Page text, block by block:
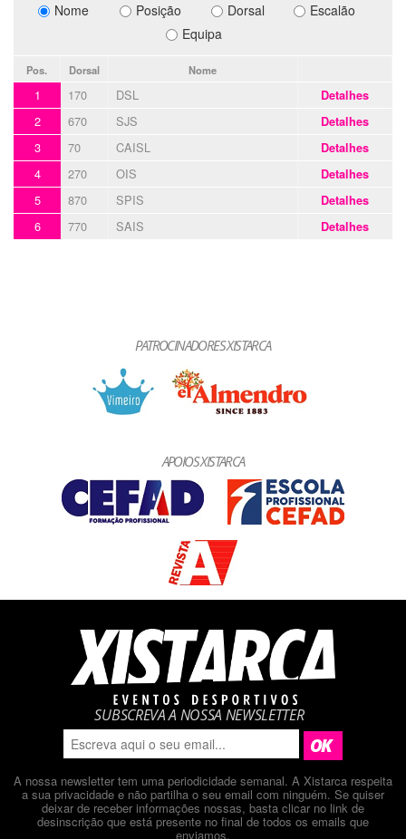
Nome Posição Dorsal
Escalão
Equipa
Pos. Dorsal Nome
1 170 DSL Detalhes
2 670 SJS Detalhes
3 70 CAISL Detalhes
4 270 OIS Detalhes
5 870 SPIS Detalhes
6 770 SAIS Detalhes
PATROCINADORES XISTARCA
APOIOS XISTARCA
SUBSCREVA A NOSSA NEWSLETTER
A nossa newsletter tem uma periodicidade semanal. A Xistarca respeita
a sua privacidade e não partilha o seu email com ninguém. Se quiser
deixar de receber informações nossas, basta clicar no link de
desinscrição que está presente no final de todos os emails que
enviamos.